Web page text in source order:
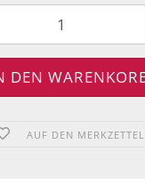
AUF DEN MERKZETTEL